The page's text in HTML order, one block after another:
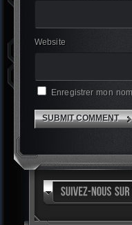
Website
Enregistrer mon